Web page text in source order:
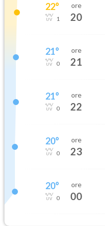
22°
1
ore
20
21°
0
ore
21
21°
0
ore
22
20°
0
ore
23
20°
0
ore
00